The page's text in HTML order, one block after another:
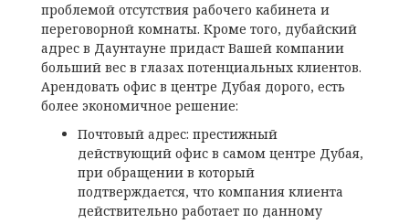
проблемой отсутствия рабочего кабинета и
переговорной комнаты. Кроме того, дубайский
адрес в Даунтауне придаст Вашей компании
больший вес в глазах потенциальных клиентов.
Арендовать офис в центре Дубая дорого, есть
более экономичное решение:
Почтовый адрес: престижный
действующий офис в самом центре Дубая,
при обращении в который
подтверждается, что компания клиента
действительно работает по данному